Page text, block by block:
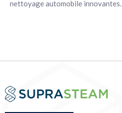
nettoyage automobile innovantes.